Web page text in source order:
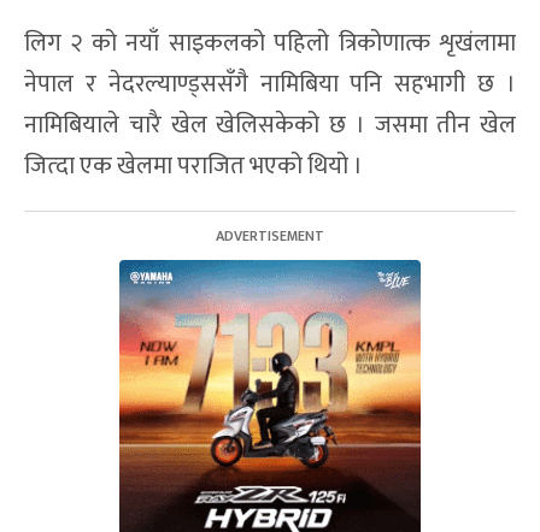
लिग २ को नयाँ साइकलको पहिलो त्रिकोणात्क शृखंलामा
नेपाल र नेदरल्याण्ड्ससँगै नामिबिया पनि सहभागी छ ।
नामिबियाले चारै खेल खेलिसकेको छ । जसमा तीन खेल
जित्दा एक खेलमा पराजित भएको थियो ।